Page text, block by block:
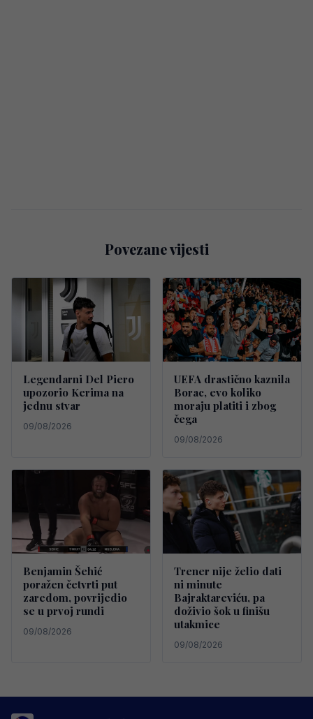
Povezane vijesti
Legendarni Del Piero
upozorio Kerima na
jednu stvar
09/08/2026
UEFA drastično kaznila
Borac, evo koliko
moraju platiti i zbog
čega
09/08/2026
Benjamin Šehić
poražen četvrti put
zaredom, povrijedio
se u prvoj rundi
09/08/2026
Trener nije želio dati
ni minute
Bajraktareviću, pa
doživio šok u finišu
utakmice
09/08/2026